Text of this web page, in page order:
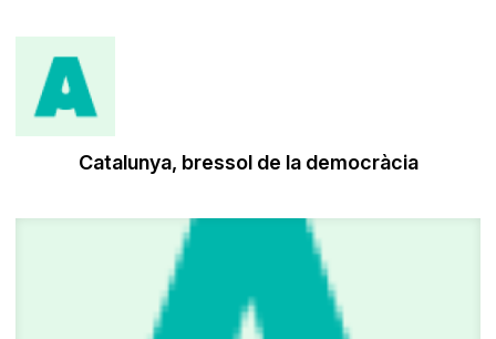
​Catalunya, bressol de la democràcia